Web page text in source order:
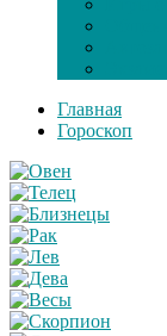
Главная
Гороскоп